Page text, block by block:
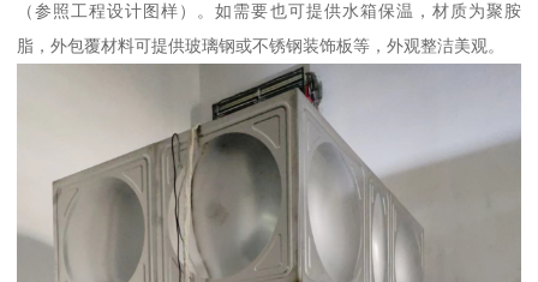
（参照工程设计图样）。如需要也可提供水箱保温，材质为聚胺
脂，外包覆材料可提供玻璃钢或不锈钢装饰板等，外观整洁美观。